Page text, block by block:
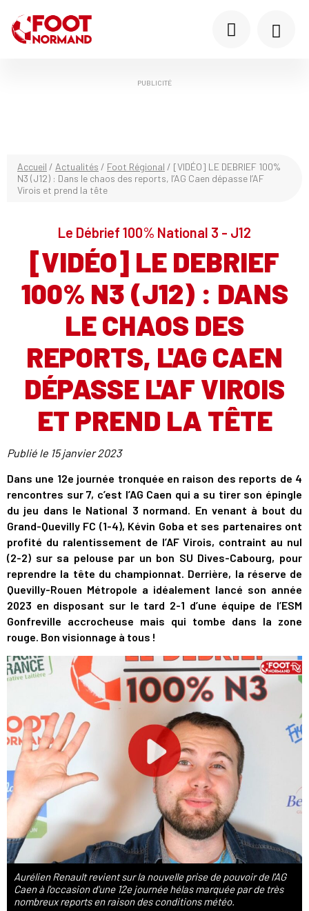
PUBLICITÉ
Accueil / Actualités / Foot Régional / [VIDÉO] LE DEBRIEF 100%
N3 (J12) : Dans le chaos des reports, l’AG Caen dépasse l’AF
Virois et prend la tête
Le Débrief 100% National 3 - J12
[VIDÉO] LE DEBRIEF
100% N3 (J12) : DANS
LE CHAOS DES
REPORTS, L'AG CAEN
DÉPASSE L'AF VIROIS
ET PREND LA TÊTE
Publié le 15 janvier 2023
Dans une 12e journée tronquée en raison des reports de 4
rencontres sur 7, c’est l’AG Caen qui a su tirer son épingle
du jeu dans le National 3 normand. En venant à bout du
Grand-Quevilly FC (1-4), Kévin Goba et ses partenaires ont
profité du ralentissement de l’AF Virois, contraint au nul
(2-2) sur sa pelouse par un bon SU Dives-Cabourg, pour
reprendre la tête du championnat. Derrière, la réserve de
Quevilly-Rouen Métropole a idéalement lancé son année
2023 en disposant sur le tard 2-1 d’une équipe de l’ESM
Gonfreville accrocheuse mais qui tombe dans la zone
rouge. Bon visionnage à tous !
Aurélien Renault revient sur la nouvelle prise de pouvoir de l'AG
Caen à l'occasion d'une 12e journée hélas marquée par de très
nombreux reports en raison des conditions météo.